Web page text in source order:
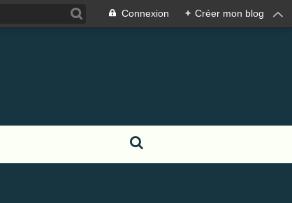
Connexion + Créer mon blog